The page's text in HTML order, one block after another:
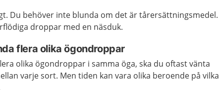
Du behöver inte blunda om det är tårersättningsmedel.
droppar med en näsduk.
flera olika ögondroppar
olika ögondroppar i samma öga, ska du oftast vänta
varje sort. Men tiden kan vara olika beroende på vilka